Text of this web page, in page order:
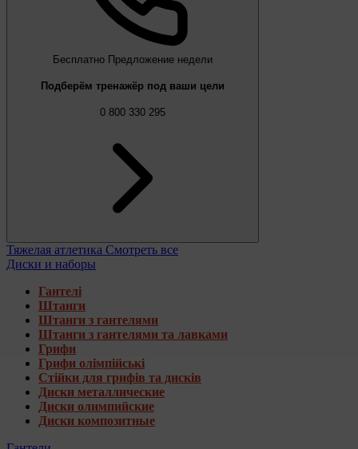
Бесплатно Предложение недели
Подберём тренажёр под ваши цели
0 800 330 295
Тяжелая атлетика Смотреть все
Диски и наборы
Гантелі
Штанги
Штанги з гантелями
Штанги з гантелями та лавками
Грифи
Грифи олімпійські
Стійки для грифів та дисків
Диски металлические
Диски олимпийские
Диски композитные